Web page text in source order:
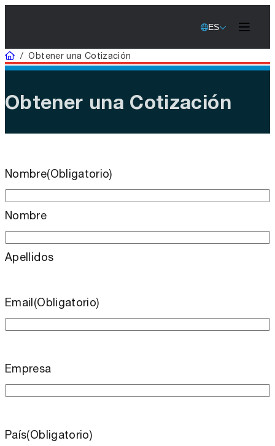
ES
Inicio
/Obtener una Cotización
Obtener una Cotización
Nombre(Obligatorio)
Nombre
Apellidos
Email(Obligatorio)
Empresa
País(Obligatorio)